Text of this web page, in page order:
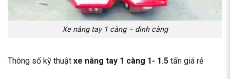
Xe nâng tay 1 càng – dình càng
Thông số kỹ thuật xe nâng tay 1 càng 1- 1.5 tấn giá rẻ